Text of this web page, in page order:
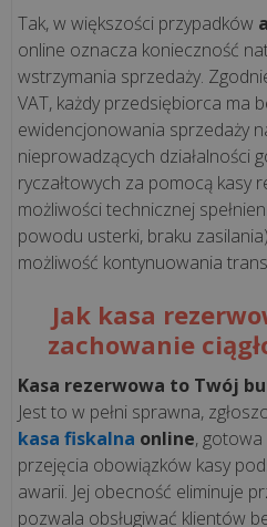
mróz.
Zob...
Niezawodna
infrastruktura
fiskalna
dla
rosnącej
sieci
pizzer...
„Krzepka
–
jak
technologia
wspiera
marzenia
Tak, w większości przypadków
online oznacza konieczność
wstrzymania sprzedaży.
VAT, każdy przedsiębiorca ma
ewidencjonowania sprzedaży
nieprowadzących działalności
ryczałtowych za pomocą kasy
możliwości technicznej
powodu usterki, braku
możliwość kontynuowania
Jak kasa
zachowanie
Kasa rezerwowa to Twój
Jest to w pełni sprawna,
kasa fiskalna online,
przejęcia obowiązków kasy
awarii. Jej obecność eliminuje
pozwala obsługiwać klientów